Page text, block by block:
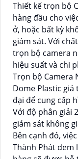
Thiết kế trọn bộ
hàng đầu cho
ở, hoặc bất kỳ
giám sát. Với
trọn bộ camera
hiệu suất và chi
Trọn bộ Camera
Dome Plastic
đại để cung cấp
Với độ phân giải
giám sát không
Bên cạnh đó,
Thành Phát đem